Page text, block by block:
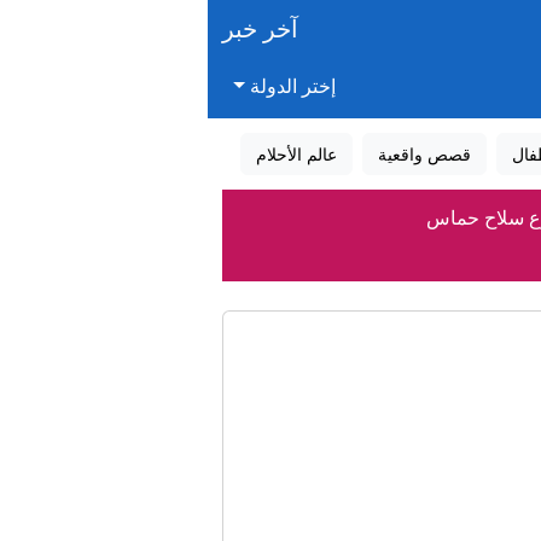
آخر خبر
إختر الدولة
قصص واقعية عالم الأحلام
سلاح حماس
سلاح حزب الله